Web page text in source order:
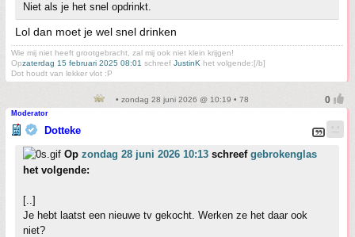
Niet als je het snel opdrinkt.
Lol dan moet je wel snel drinken
Wie mij niet heeft grootgebracht, zal mij ook niet klein krijgen!
Opzaterdag 15 februari 2025 08:01 schreef JustinK het volgende:[/b]
Dot houdt van lekker vlot :P
• zondag 28 juni 2026 @ 10:19 • 78
Moderator
Dotteke
Op zondag 28 juni 2026 10:13 schreef gebrokenglas
het volgende:
[..]
Je hebt laatst een nieuwe tv gekocht. Werken ze het daar ook
niet?